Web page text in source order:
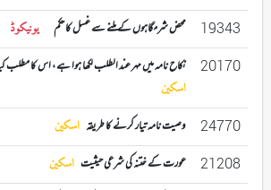
19343
محض شرمگاہوں کے ملنے سے غسل کا حکم یونیکوڈ
20170 نکاح نامہ میں مہر عند الطلب لکھا ہوا ہے ، اس کا مطلب
اسکین
24770 وصیت نامہ تیار کرنے کا طریقہ اسکین
21208 عورت کے ختنہ کی شرعی حیثیت اسکین